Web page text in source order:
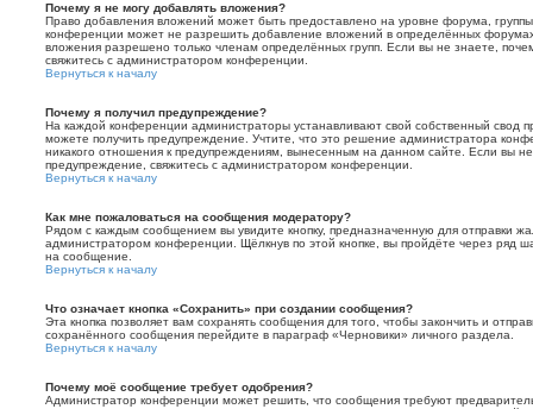
Почему я не могу добавлять вложения?
Право добавления вложений может быть предоставлено на уровне форума,
конференции может не разрешить добавление вложений в определённых
вложения разрешено только членам определённых групп. Если вы не знаете,
свяжитесь с администратором конференции.
Вернуться к началу
Почему я получил предупреждение?
На каждой конференции администраторы устанавливают свой собственный свод
можете получить предупреждение. Учтите, что это решение администратора
никакого отношения к предупреждениям, вынесенным на данном сайте. Если вы
предупреждение, свяжитесь с администратором конференции.
Вернуться к началу
Как мне пожаловаться на сообщения модератору?
Рядом с каждым сообщением вы увидите кнопку, предназначенную для отправки
администратором конференции. Щёлкнув по этой кнопке, вы пройдёте через ряд
на сообщение.
Вернуться к началу
Что означает кнопка «Сохранить» при создании сообщения?
Эта кнопка позволяет вам сохранять сообщения для того, чтобы закончить и
сохранённого сообщения перейдите в параграф «Черновики» личного раздела.
Вернуться к началу
Почему моё сообщение требует одобрения?
Администратор конференции может решить, что сообщения требуют